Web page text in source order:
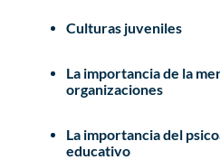
Culturas juveniles
La importancia de la
organizaciones
La importancia del
educativo